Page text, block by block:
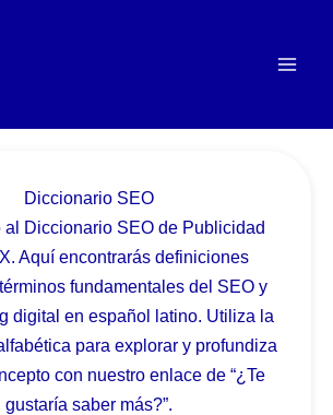
Diccionario SEO
al Diccionario SEO de Publicidad
Aquí encontrarás definiciones
fundamentales del SEO y
digital en español latino. Utiliza la
para explorar y profundiza
con nuestro enlace de “¿Te
gustaría saber más?”.